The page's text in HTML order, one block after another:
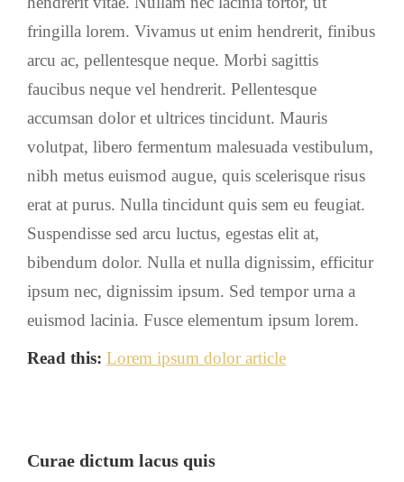
fringilla lorem. Vivamus ut enim hendrerit, finibus
arcu ac, pellentesque neque. Morbi sagittis
faucibus neque vel hendrerit. Pellentesque
accumsan dolor et ultrices tincidunt. Mauris
volutpat, libero fermentum malesuada vestibulum,
nibh metus euismod augue, quis scelerisque risus
erat at purus. Nulla tincidunt quis sem eu feugiat.
Suspendisse sed arcu luctus, egestas elit at,
bibendum dolor. Nulla et nulla dignissim, efficitur
ipsum nec, dignissim ipsum. Sed tempor urna a
euismod lacinia. Fusce elementum ipsum lorem.
Read this: Lorem ipsum dolor article
Curae dictum lacus quis